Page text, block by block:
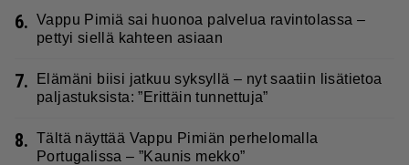
6. Vappu Pimiä sai huonoa palvelua ravintolassa –
pettyi siellä kahteen asiaan
7.
Elämäni biisi jatkuu syksyllä – nyt saatiin lisätietoa
paljastuksista: ”Erittäin tunnettuja”
8. Tältä näyttää Vappu Pimiän perhelomalla
Portugalissa – ”Kaunis mekko”